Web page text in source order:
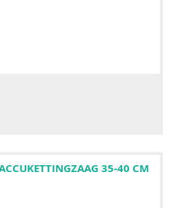
35-40 CM